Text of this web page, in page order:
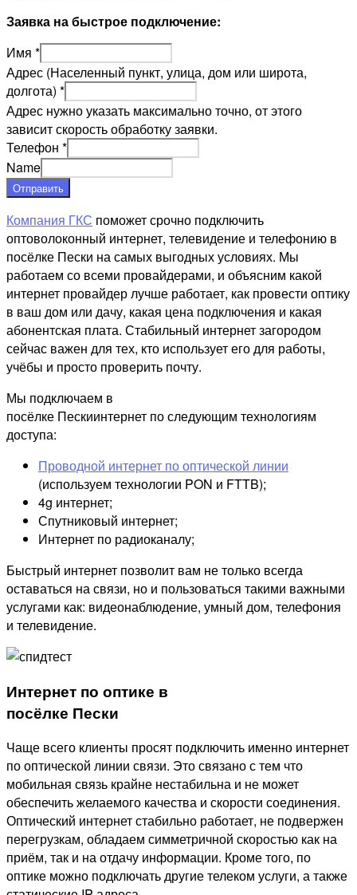
Заявка на быстрое подключение:
Имя *
Адрес (Населенный пункт, улица, дом или широта,
долгота) *
Адрес нужно указать максимально точно, от этого
зависит скорость обработку заявки.
Телефон *
Name
Отправить
Компания ГКС поможет срочно подключить
оптоволоконный интернет, телевидение и телефонию в
посёлке Пески на самых выгодных условиях. Мы
работаем со всеми провайдерами, и объясним какой
интернет провайдер лучше работает, как провести оптику
в ваш дом или дачу, какая цена подключения и какая
абонентская плата. Стабильный интернет загородом
сейчас важен для тех, кто использует его для работы,
учёбы и просто проверить почту.
Мы подключаем в
посёлке Пескиинтернет по следующим технологиям
доступа:
Проводной интернет по оптической линии
(используем технологии PON и FTTB);
4g интернет;
Спутниковый интернет;
Интернет по радиоканалу;
Быстрый интернет позволит вам не только всегда
оставаться на связи, но и пользоваться такими важными
услугами как: видеонаблюдение, умный дом, телефония
и телевидение.
Интернет по оптике в
посёлке Пески
Чаще всего клиенты просят подключить именно интернет
по оптической линии связи. Это связано с тем что
мобильная связь крайне нестабильна и не может
обеспечить желаемого качества и скорости соединения.
Оптический интернет стабильно работает, не подвержен
перегрузкам, обладаем симметричной скоростью как на
приём, так и на отдачу информации. Кроме того, по
оптике можно подключать другие телеком услуги, а также